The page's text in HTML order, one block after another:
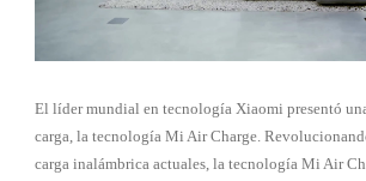
El líder mundial en tecnología Xiaomi presentó
carga, la tecnología Mi Air Charge.
carga inalámbrica actuales, la tecnología Mi Air